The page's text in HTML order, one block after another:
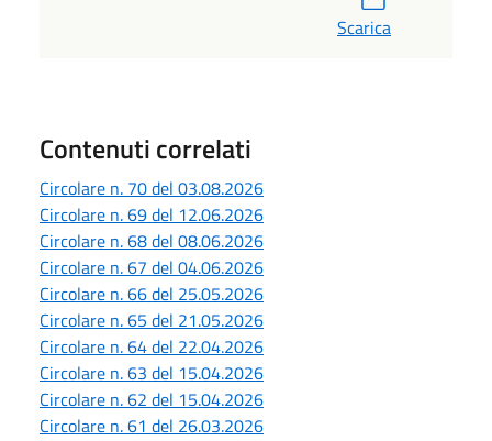
Scarica
Contenuti correlati
Circolare n. 70 del 03.08.2026
Circolare n. 69 del 12.06.2026
Circolare n. 68 del 08.06.2026
Circolare n. 67 del 04.06.2026
Circolare n. 66 del 25.05.2026
Circolare n. 65 del 21.05.2026
Circolare n. 64 del 22.04.2026
Circolare n. 63 del 15.04.2026
Circolare n. 62 del 15.04.2026
Circolare n. 61 del 26.03.2026